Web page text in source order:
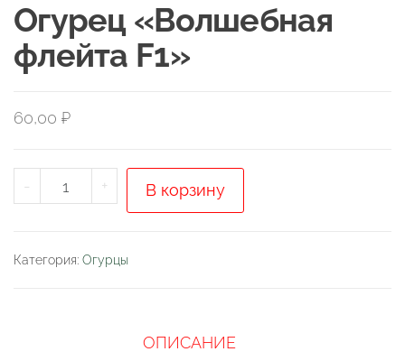
Огурец «Волшебная
флейта F1»
60,00 ₽
-
Количество
товара
"Волшебная
+ В корзину
Категория: Огурцы
ОПИСАНИЕ